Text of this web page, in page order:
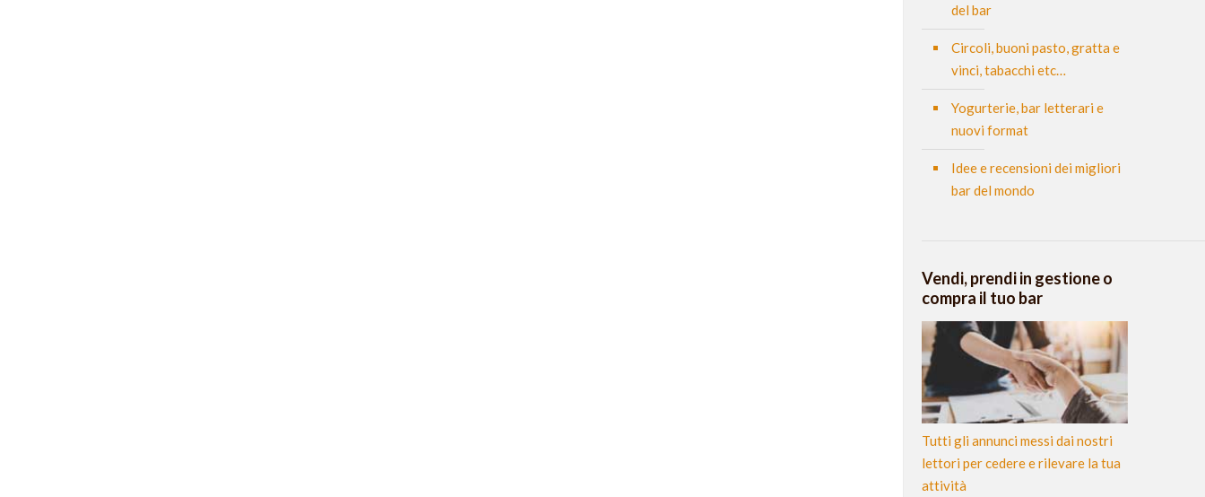
del bar
Circoli, buoni pasto, gratta e
vinci, tabacchi etc…
Yogurterie, bar letterari e
nuovi format
Idee e recensioni dei migliori
bar del mondo
Vendi, prendi in gestione o
compra il tuo bar
Tutti gli annunci messi dai nostri
lettori per cedere e rilevare la tua
attività